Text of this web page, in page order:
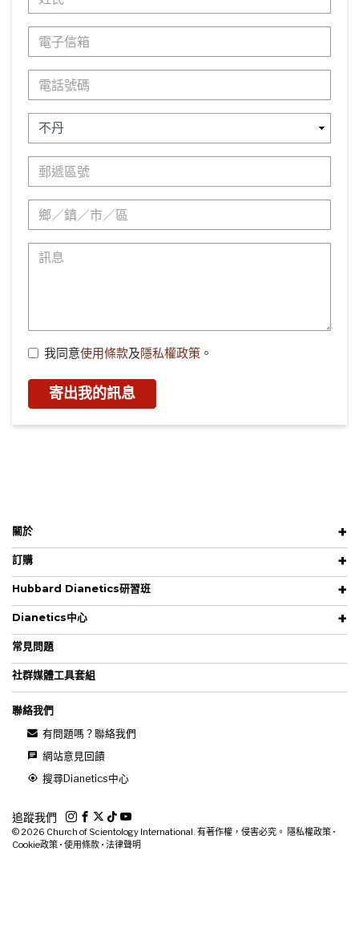
我同意使用條款及隱私權政策 。
寄出我的訊息
關於
訂購
Hubbard Dianetics研習班
Dianetics中心
常見問題
社群媒體工具套組
聯絡我們
有問題嗎？聯絡我們
網站意見回饋
搜尋Dianetics中心
追蹤我們
© 2026 Church of Scientology International. 有著作權，侵害必究。 隱私權政策 •
Cookie政策 • 使用條款 • 法律聲明